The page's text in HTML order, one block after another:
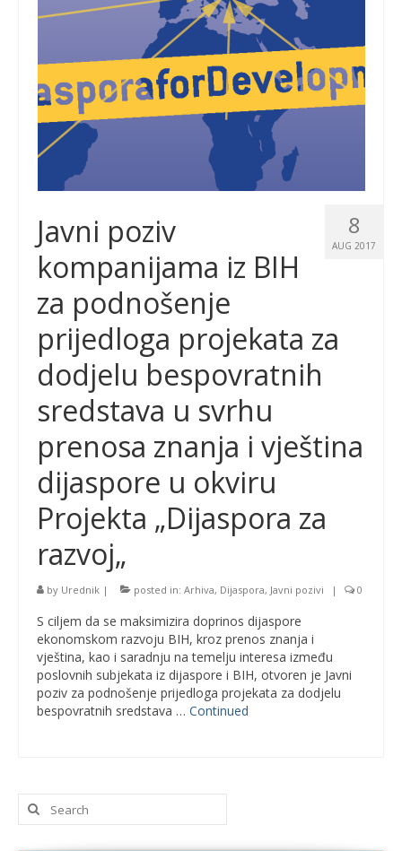
8
AUG 2017
Javni poziv
kompanijama iz BIH
za podnošenje
prijedloga projekata za
dodjelu bespovratnih
sredstava u svrhu
prenosa znanja i vještina
dijaspore u okviru
Projekta „Dijaspora za
razvoj„
by Urednik | posted in: Arhiva, Dijaspora, Javni pozivi | 0
S ciljem da se maksimizira doprinos dijaspore
ekonomskom razvoju BIH, kroz prenos znanja i
vještina, kao i saradnju na temelju interesa između
poslovnih subjekata iz dijaspore i BIH, otvoren je Javni
poziv za podnošenje prijedloga projekata za dodjelu
bespovratnih sredstava … Continued
Search
for: